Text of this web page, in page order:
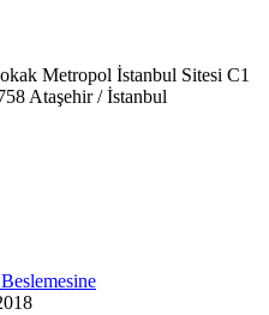
Metropol İstanbul Sitesi C1
Ataşehir / İstanbul